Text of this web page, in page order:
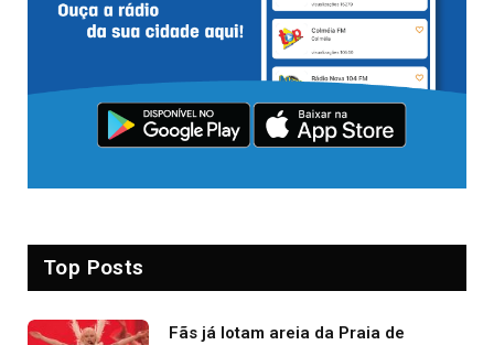
Top Posts
Fãs já lotam areia da Praia de